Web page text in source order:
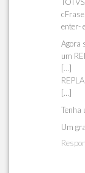
enter-
Agora
um
[…]
[…]
Tenha
Um